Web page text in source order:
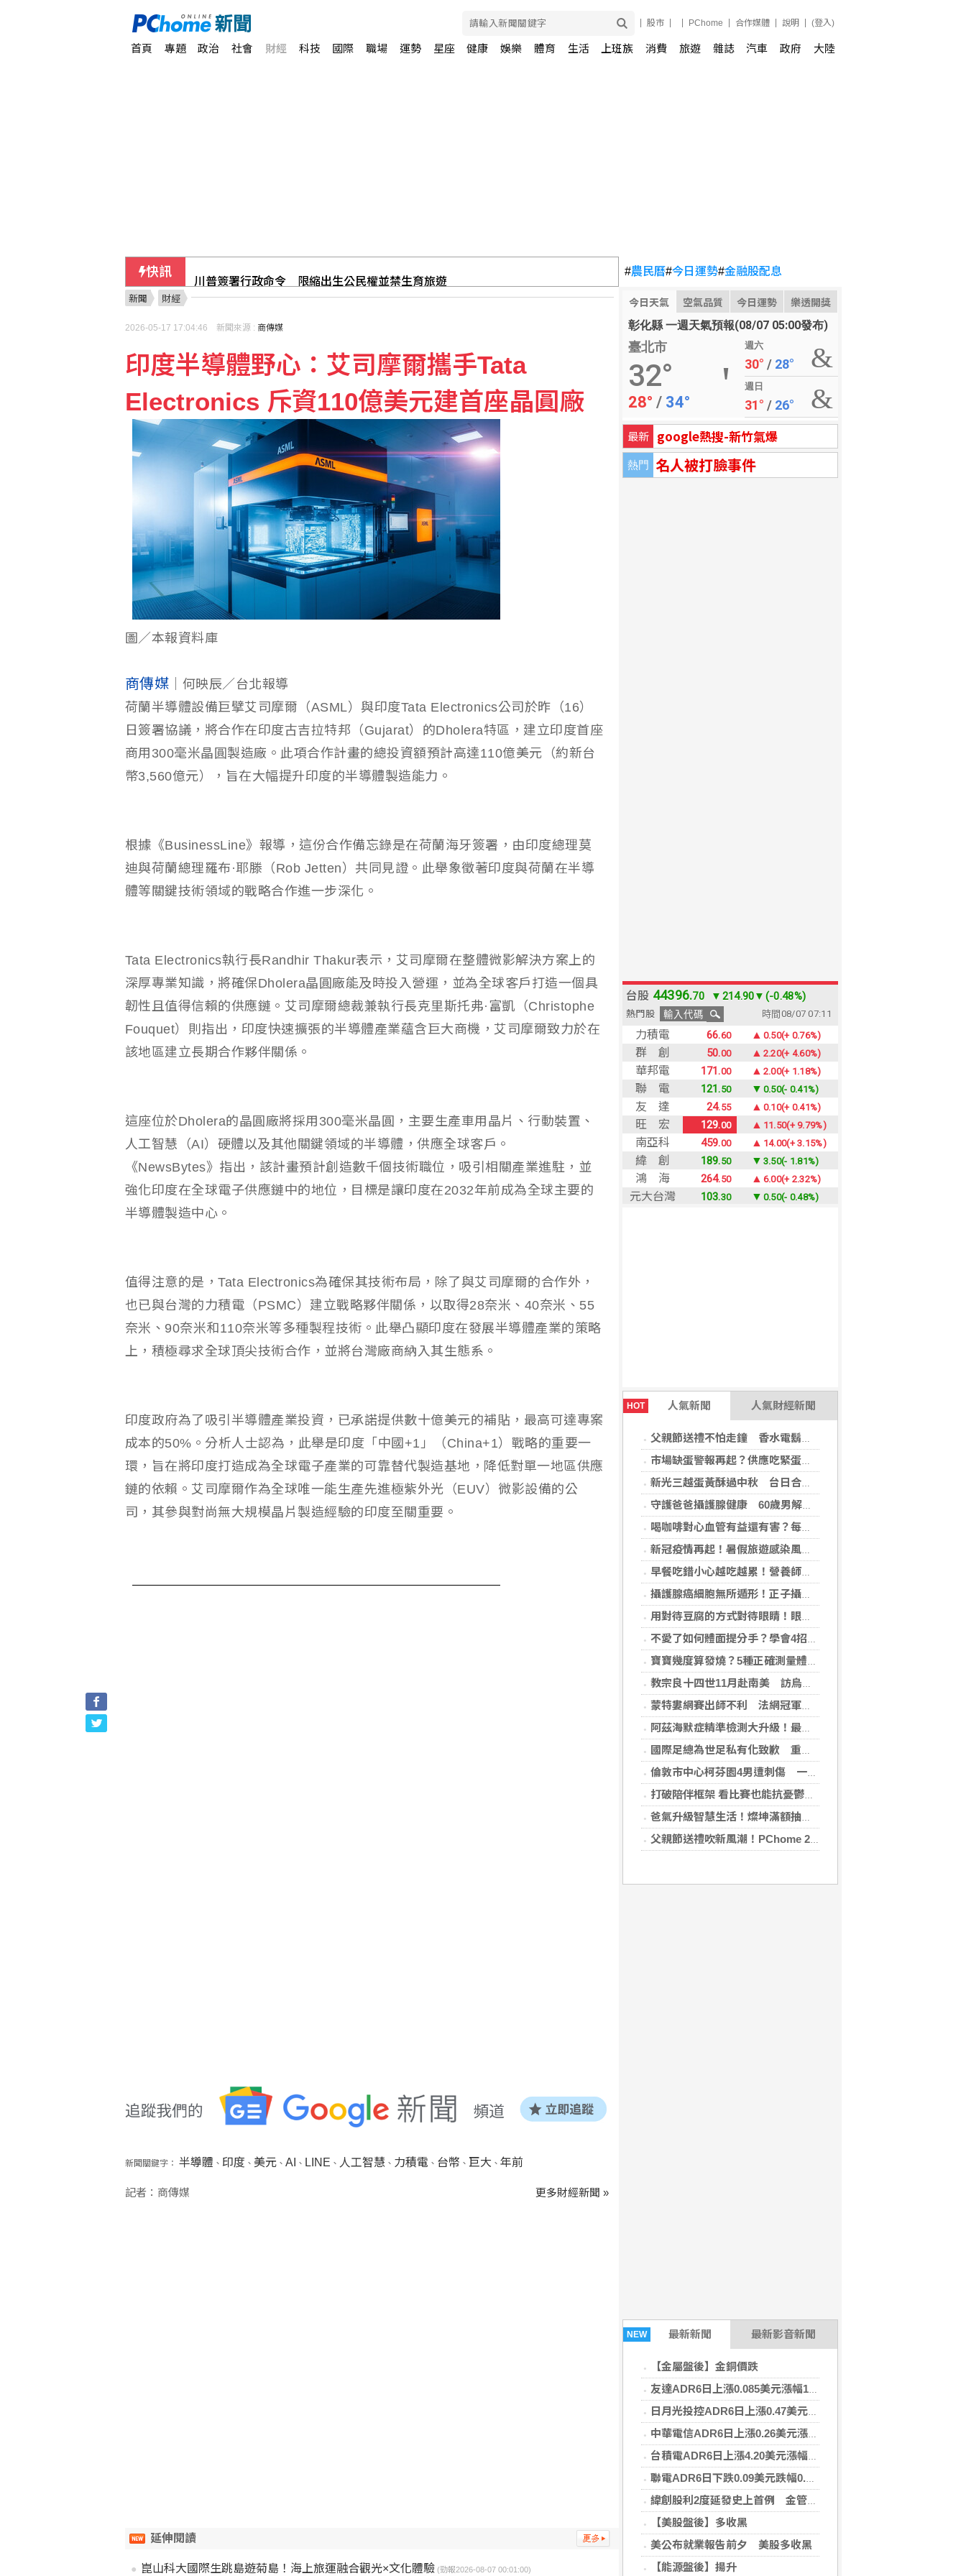
股市 PChome 合作媒體 說明 (登入)
首頁 專題 政治 社會 財經 科技 國際 職場 運勢 星座 健康 娛樂 體育 生活 上班族 消費 旅遊 雜誌 汽車 政府 大陸
快訊 #農民曆#今日運勢#金融股配息
今日天氣 空氣品質 今日運勢 樂透開獎
彰化縣 一週天氣預報(08/07 05:00發布)
臺北市
32°
28° / 34°
週六
30° / 28°
週日
31° / 26°
最新 google熱搜-新竹氣爆
熱門 名人被打臉事件
HOT 人氣新聞 人氣財經新聞
父親節送禮不怕走鐘 香水電鬍刀千年不敗
市場缺蛋警報再起？供應吃緊蛋價蠢蠢欲動
新光三越蛋黃酥過中秋 台日合作開發話題新品
守護爸爸攝護腺健康 60歲男解尿異常 靠PHI檢測及早揪出攝護腺癌
喝咖啡對心血管有益還有害？每日可以喝幾杯咖啡？美心臟協會一次解答
新冠疫情再起！暑假旅遊感染風險增 專家教你這樣做好防護
早餐吃錯小心越吃越累！營養師點名3大NG組合：根本「台式安眠藥」
攝護腺癌細胞無所遁形！正子攝影掃描揪出攝護腺癌，精準定位助早期治療
用對待豆腐的方式對待眼睛！眼科醫揭「4件事」絕不可以對眼睛做
不愛了如何體面提分手？學會4招重新看待分手：道歉、挽留都沒必要
寶寶幾度算發燒？5種正確測量體溫的方法：耳溫測量快、額溫快速便利
教宗良十四世11月赴南美 訪烏拉圭、阿根廷和秘魯
蒙特婁網賽出師不利 法網冠軍茲韋列夫輸荷蘭對手
阿茲海默症精準檢測大升級！最新血液生物標記檢測，不再只能靠「猜」
國際足總為世足私有化致歉 重申力挺主席英凡提諾
倫敦市中心柯芬園4男遭刺傷 一女涉持械攻擊被捕
打破陪伴框架 看比賽也能抗憂鬱？日最新研究指出：觀看運動賽事 老年憂鬱症風險降低3成
爸氣升級智慧生活！燦坤滿額抽折疊旗艦機、台灣大 3C 豪禮最低 0 元帶回家
父親節送禮吹新風潮！PChome 24h 購物揭男香 TOP5 與居家健身器材買氣翻倍
NEW 最新新聞 最新影音新聞
【金屬盤後】金銅價跌
友達ADR6日上漲0.085美元漲幅1.14%折台股24.42元
日月光投控ADR6日上漲0.47美元漲幅1.28%折台股600.86元
中華電信ADR6日上漲0.26美元漲幅0.62%折台股136.4元
台積電ADR6日上漲4.20美元漲幅1.01%折台股2698.31元
聯電ADR6日下跌0.09美元跌幅0.47%折台股123.88元
緯創股利2度延發史上首例 金管會說重話：考慮收回股務自辦
【美股盤後】多收黑
美公布就業報告前夕 美股多收黑
【能源盤後】揚升
新聞 財經
2026-05-17 17:04:46 新聞來源 : 商傳媒
印度半導體野心：艾司摩爾攜手Tata
Electronics 斥資110億美元建首座晶圓廠
圖／本報資料庫
商傳媒 ｜何映辰／台北報導
荷蘭半導體設備巨擘艾司摩爾（ASML）與印度Tata Electronics公司於昨（16）
日簽署協議，將合作在印度古吉拉特邦（Gujarat）的Dholera特區，建立印度首座
商用300毫米晶圓製造廠。此項合作計畫的總投資額預計高達110億美元（約新台
幣3,560億元），旨在大幅提升印度的半導體製造能力。
根據《BusinessLine》報導，這份合作備忘錄是在荷蘭海牙簽署，由印度總理莫
迪與荷蘭總理羅布·耶滕（Rob Jetten）共同見證。此舉象徵著印度與荷蘭在半導
體等關鍵技術領域的戰略合作進一步深化。
Tata Electronics執行長Randhir Thakur表示，艾司摩爾在整體微影解決方案上的
深厚專業知識，將確保Dholera晶圓廠能及時投入營運，並為全球客戶打造一個具
韌性且值得信賴的供應鏈。艾司摩爾總裁兼執行長克里斯托弗·富凱（Christophe
Fouquet）則指出，印度快速擴張的半導體產業蘊含巨大商機，艾司摩爾致力於在
該地區建立長期合作夥伴關係。
這座位於Dholera的晶圓廠將採用300毫米晶圓，主要生產車用晶片、行動裝置、
人工智慧（AI）硬體以及其他關鍵領域的半導體，供應全球客戶。
《NewsBytes》指出，該計畫預計創造數千個技術職位，吸引相關產業進駐，並
強化印度在全球電子供應鏈中的地位，目標是讓印度在2032年前成為全球主要的
半導體製造中心。
值得注意的是，Tata Electronics為確保其技術布局，除了與艾司摩爾的合作外，
也已與台灣的力積電（PSMC）建立戰略夥伴關係，以取得28奈米、40奈米、55
奈米、90奈米和110奈米等多種製程技術。此舉凸顯印度在發展半導體產業的策略
上，積極尋求全球頂尖技術合作，並將台灣廠商納入其生態系。
印度政府為了吸引半導體產業投資，已承諾提供數十億美元的補貼，最高可達專案
成本的50%。分析人士認為，此舉是印度「中國+1」（China+1）戰略的重要一
環，旨在將印度打造成為全球電子產業的可靠替代製造基地，降低對單一地區供應
鏈的依賴。艾司摩爾作為全球唯一能生產先進極紫外光（EUV）微影設備的公
司，其參與對尚無大規模晶片製造經驗的印度至關重要。
新聞關鍵字： 半導體 、 印度 、 美元、 AI 、 LINE 、 人工智慧 、 力積電 、 台幣 、 巨大 、 年前
記者：商傳媒 更多財經新聞 »
延伸閱讀
崑山科大國際生跳島遊菊島！海上旅運融合觀光×文化體驗 (勁報2026-08-07 00:01:00)